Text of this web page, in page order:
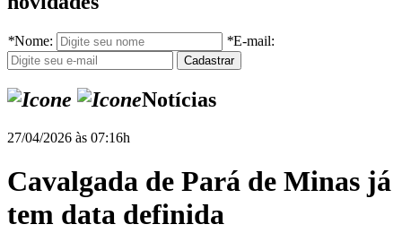
*Nome: *E-mail:
Notícias
27/04/2026 às 07:16h
Cavalgada de Pará de Minas já
tem data definida